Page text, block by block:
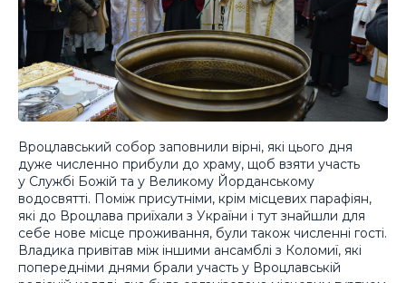
Вроцлавський собор заповнили вірні, які цього дня
дуже численно прибули до храму, щоб взяти участь
у Службі Божій та у Великому Йорданському
водосвятті. Поміж присутніми, крім місцевих парафіян,
які до Вроцлава приїхали з України і тут знайшли для
себе нове місце проживання, були також численні гості.
Владика привітав між іншими ансамблі з Коломиї, які
попередніми днями брали участь у Вроцлавській